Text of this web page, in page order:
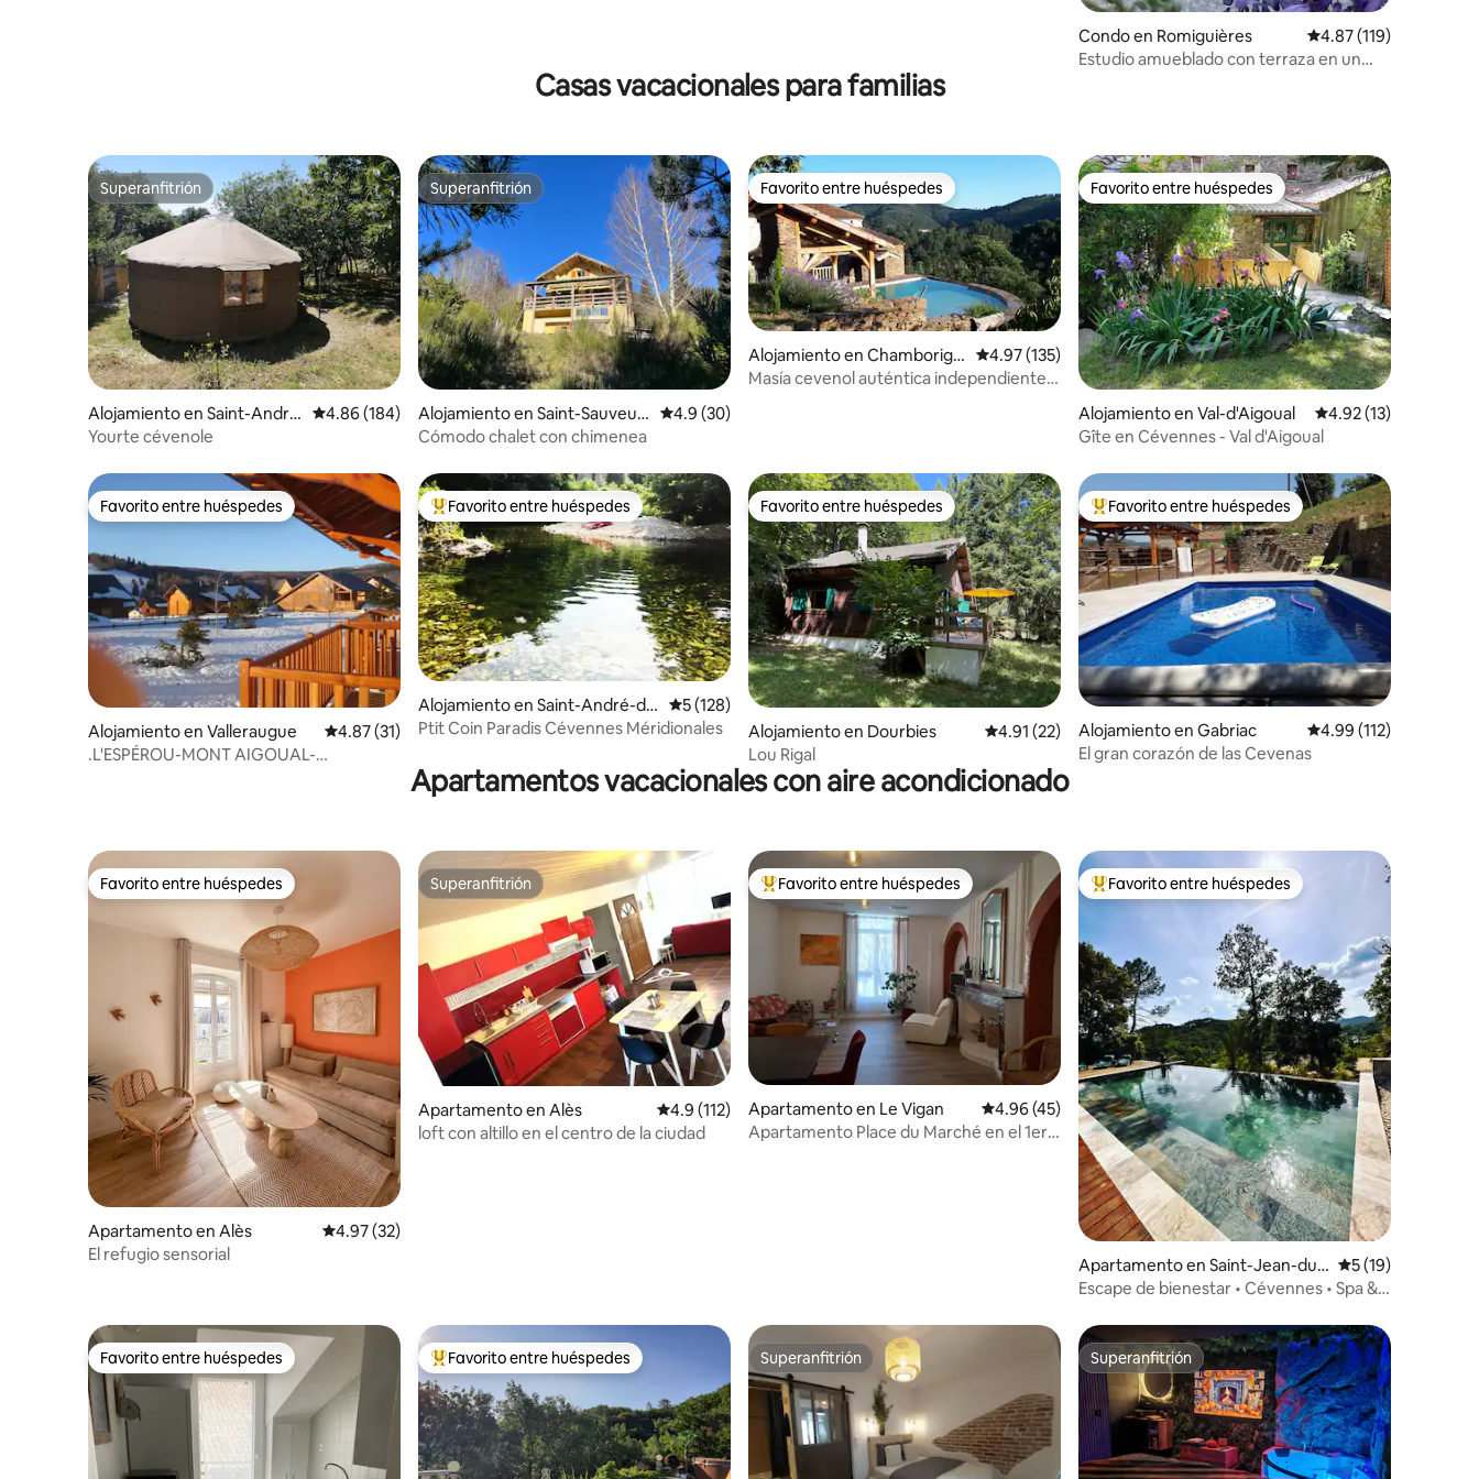
Condo en Romiguières Calificación promedio:
4.87 (119)
Estudio amueblado con terraza en un
Casas vacacionales para familias
Superanfitrión
Superanfitrión
Alojamiento en Saint-André
-de-Lancize
Calificación promedio: 4.86 de 5, 184 reseñas
4.86 (184)
Yourte cévenole
Superanfitrión
Superanfitrión
Alojamiento en Saint-Sauveur-
Camprieu
Calificación promedio: 4.9 de 5, 30 reseñas
4.9 (30)
Cómodo chalet con chimenea
Favorito entre huéspedes
Favorito entre huéspedes
Alojamiento en Chamboriga
ud
Calificación promedio: 4.97 de 5, 135 reseñas
4.97 (135)
Masía cevenol auténtica independiente
Favorito entre huéspedes
Favorito entre huéspedes
Alojamiento en Val-d'Aigoual Calificación
4.92 (13)
Gîte en Cévennes - Val d'Aigoual
Favorito entre huéspedes
Favorito entre huéspedes
Alojamiento en Valleraugue Calificación promedio: 4.87 de 5, 31 reseñas
4.87 (31)
.L'ESPÉROU-MONT AIGOUAL-
Favorito entre huéspedes preferido
Favorito entre huéspedes
Alojamiento en Saint-André-de
-Valborgne
Calificación promedio: 5 de 5, 128 reseñas
5 (128)
Ptit Coin Paradis Cévennes Méridionales
Favorito entre huéspedes
Favorito entre huéspedes
Alojamiento en Dourbies Calificación promedio: 4.91 de 5, 22 reseñas
4.91 (22)
Lou Rigal
Favorito entre huéspedes preferido
Favorito entre huéspedes
Alojamiento en Gabriac Calificación promedio:
4.99 (112)
El gran corazón de las Cevenas
Apartamentos vacacionales con aire acondicionado
Favorito entre huéspedes
Favorito entre huéspedes
Apartamento en Alès Calificación promedio: 4.97 de 5, 32 reseñas
4.97 (32)
El refugio sensorial
Superanfitrión
Superanfitrión
Apartamento en Alès Calificación promedio: 4.9 de 5, 112 reseñas
4.9 (112)
loft con altillo en el centro de la ciudad
Favorito entre huéspedes preferido
Favorito entre huéspedes
Apartamento en Le Vigan Calificación promedio: 4.96 de 5, 45 reseñas
4.96 (45)
Apartamento Place du Marché en el 1er
Favorito entre huéspedes preferido
Favorito entre huéspedes
Apartamento en Saint-Jean-du-
Pin
Calificación
5 (19)
Escape de bienestar • Cévennes • Spa &
Favorito entre huéspedes
Favorito entre huéspedes Favorito entre huéspedes preferido
Favorito entre huéspedes Superanfitrión
Superanfitrión Superanfitrión
Superanfitrión